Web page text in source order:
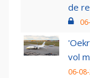
de
vol
06-